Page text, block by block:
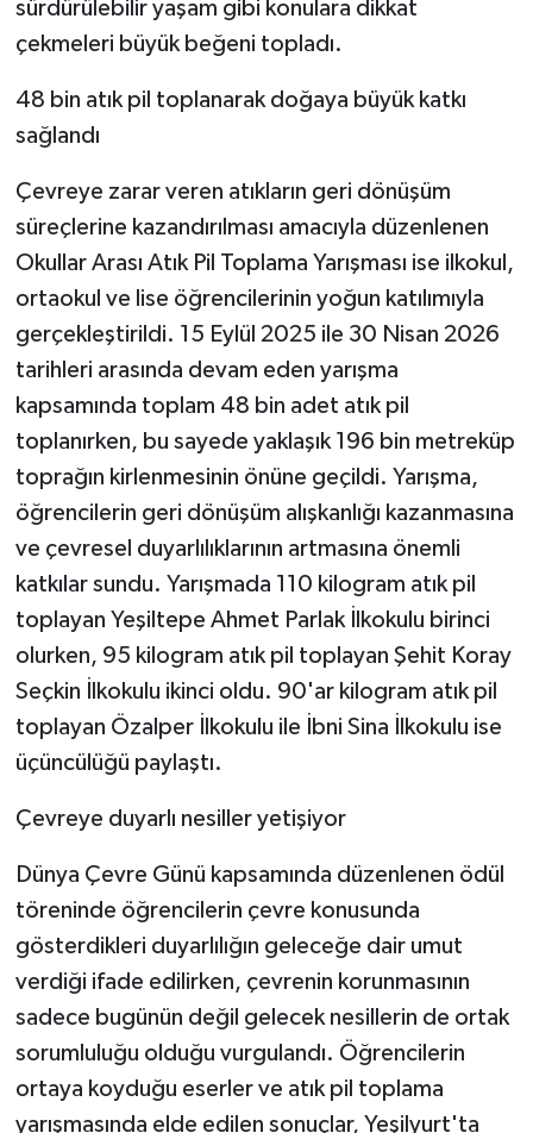
sürdürülebilir yaşam gibi konulara dikkat
çekmeleri büyük beğeni topladı.
48 bin atık pil toplanarak doğaya büyük katkı
sağlandı
Çevreye zarar veren atıkların geri dönüşüm
süreçlerine kazandırılması amacıyla düzenlenen
Okullar Arası Atık Pil Toplama Yarışması ise ilkokul,
ortaokul ve lise öğrencilerinin yoğun katılımıyla
gerçekleştirildi. 15 Eylül 2025 ile 30 Nisan 2026
tarihleri arasında devam eden yarışma
kapsamında toplam 48 bin adet atık pil
toplanırken, bu sayede yaklaşık 196 bin metreküp
toprağın kirlenmesinin önüne geçildi. Yarışma,
öğrencilerin geri dönüşüm alışkanlığı kazanmasına
ve çevresel duyarlılıklarının artmasına önemli
katkılar sundu. Yarışmada 110 kilogram atık pil
toplayan Yeşiltepe Ahmet Parlak İlkokulu birinci
olurken, 95 kilogram atık pil toplayan Şehit Koray
Seçkin İlkokulu ikinci oldu. 90'ar kilogram atık pil
toplayan Özalper İlkokulu ile İbni Sina İlkokulu ise
üçüncülüğü paylaştı.
Çevreye duyarlı nesiller yetişiyor
Dünya Çevre Günü kapsamında düzenlenen ödül
töreninde öğrencilerin çevre konusunda
gösterdikleri duyarlılığın geleceğe dair umut
verdiği ifade edilirken, çevrenin korunmasının
sadece bugünün değil gelecek nesillerin de ortak
sorumluluğu olduğu vurgulandı. Öğrencilerin
ortaya koyduğu eserler ve atık pil toplama
yarışmasında elde edilen sonuçlar, Yeşilyurt'ta